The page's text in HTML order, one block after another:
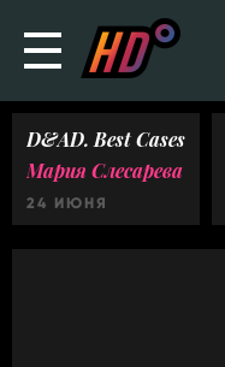
D&AD. Best Cases
Мария Слесарева
24 ИЮНЯ